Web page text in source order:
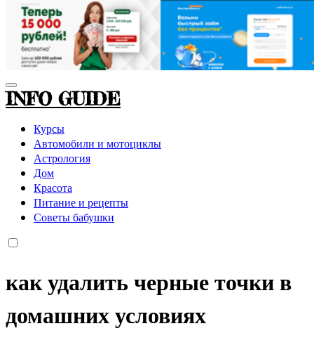
INFO GUIDE
Курсы
Автомобили и мотоциклы
Астрология
Дом
Красота
Питание и рецепты
Советы бабушки
как удалить черные точки в
домашних условиях